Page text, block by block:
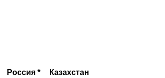
Россия *
Казахстан